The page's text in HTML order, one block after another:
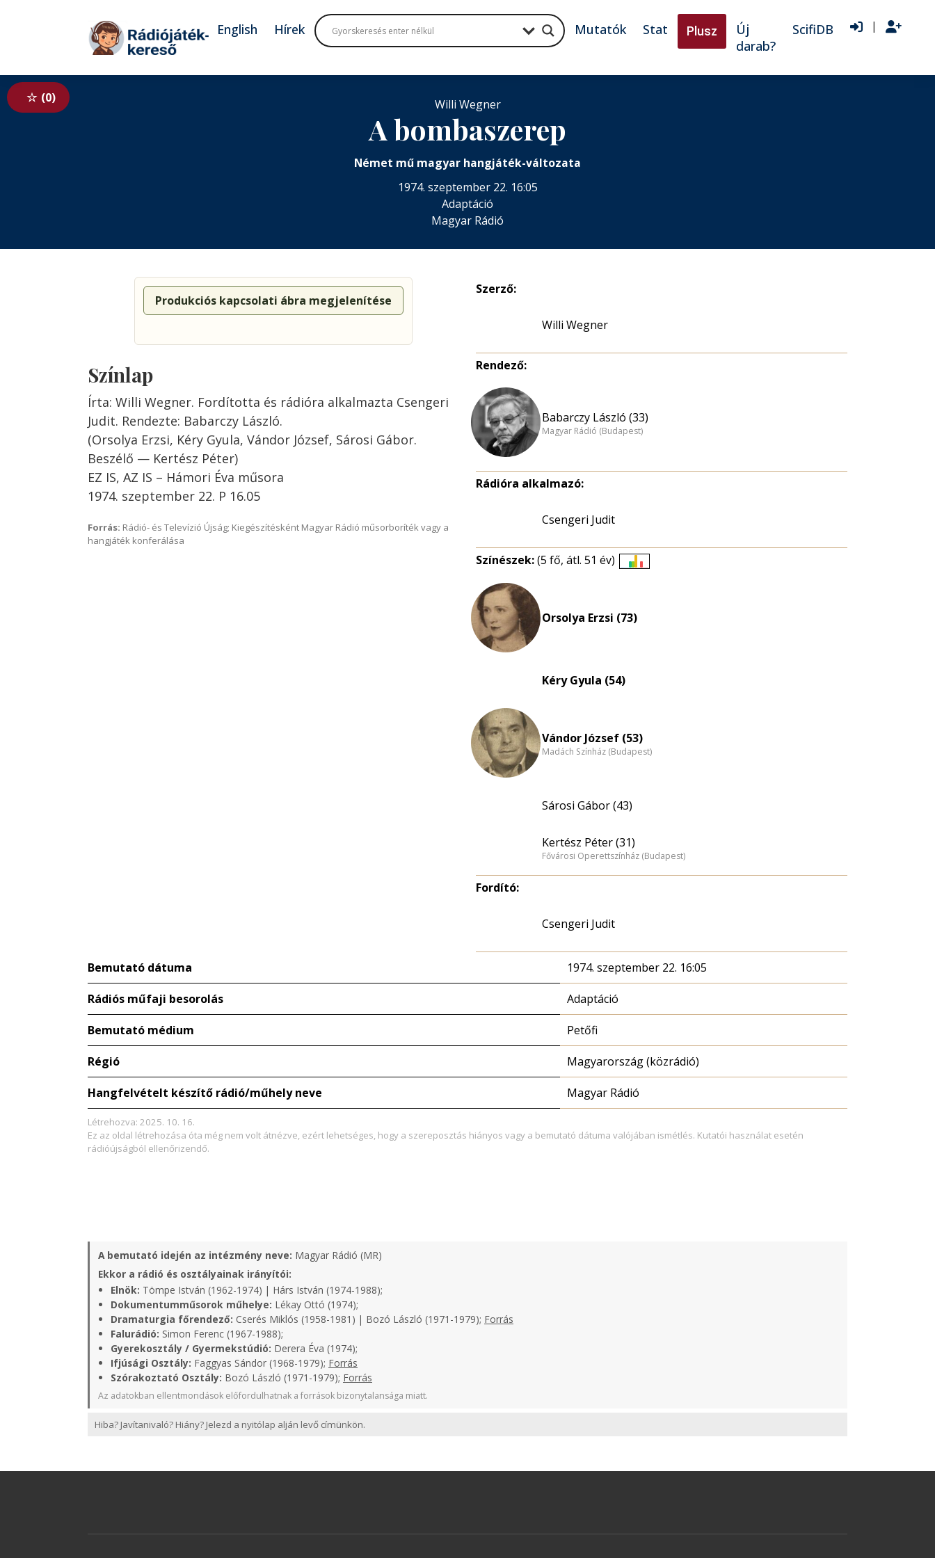
Tovább a tartalomhoz
English Hírek Mutatók Stat Plusz
Új
darab?
ScifiDB |
0 Willi Wegner
A bombaszerep
Német mű magyar hangjáték-változata
1974. szeptember 22. 16:05
Adaptáció
Magyar Rádió
Produkciós kapcsolati ábra megjelenítése
Színlap
Írta: Willi Wegner. Fordította és rádióra alkalmazta Csengeri
Judit. Rendezte: Babarczy László.
(Orsolya Erzsi, Kéry Gyula, Vándor József, Sárosi Gábor.
Beszélő — Kertész Péter)
EZ IS, AZ IS – Hámori Éva műsora
1974. szeptember 22. P 16.05
Forrás: Rádió- és Televízió Újság; Kiegészítésként Magyar Rádió műsorboríték vagy a
hangjáték konferálása
Szerző:
Willi Wegner
Rendező:
Babarczy László (33)
Magyar Rádió (Budapest)
Rádióra alkalmazó:
Csengeri Judit
Színészek:(5 fő, átl. 51 év)
Orsolya Erzsi (73)
Kéry Gyula (54)
Vándor József (53)
Madách Színház (Budapest)
Sárosi Gábor (43)
Kertész Péter (31)
Fővárosi Operettszínház (Budapest)
Fordító:
Csengeri Judit
Bemutató dátuma 1974. szeptember 22. 16:05
Rádiós műfaji besorolás Adaptáció
Bemutató médium Petőfi
Régió Magyarország (közrádió)
Hangfelvételt készítő rádió/műhely neve Magyar Rádió
Létrehozva: 2025. 10. 16.
Ez az oldal létrehozása óta még nem volt átnézve, ezért lehetséges, hogy a szereposztás hiányos vagy a bemutató dátuma valójában ismétlés. Kutatói használat esetén
rádióújságból ellenőrizendő.
A bemutató idején az intézmény neve: Magyar Rádió (MR)
Ekkor a rádió és osztályainak irányítói:
Elnök: Tömpe István (1962-1974) | Hárs István (1974-1988);
Dokumentumműsorok műhelye: Lékay Ottó (1974);
Dramaturgia főrendező: Cserés Miklós (1958-1981) | Bozó László (1971-1979); Forrás
Falurádió: Simon Ferenc (1967-1988);
Gyerekosztály / Gyermekstúdió: Derera Éva (1974);
Ifjúsági Osztály: Faggyas Sándor (1968-1979); Forrás
Szórakoztató Osztály: Bozó László (1971-1979); Forrás
Az adatokban ellentmondások előfordulhatnak a források bizonytalansága miatt.
Hiba? Javítanivaló? Hiány? Jelezd a nyitólap alján levő címünkön.